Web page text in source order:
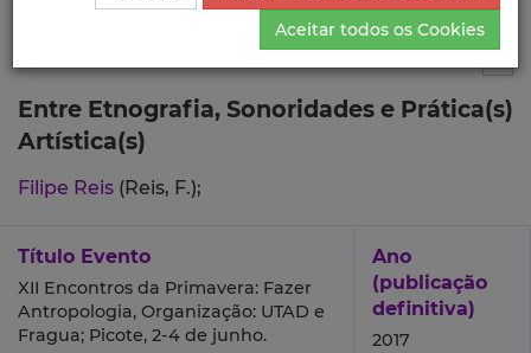
Entre Etnografia, Sonoridades e Prática(s)
Artística(s)
Filipe Reis (Reis, F.);
Título Evento
XII Encontros da Primavera: Fazer
Antropologia, Organização: UTAD e
Fragua; Picote, 2-4 de junho.
Ano
(publicação
definitiva)
2017
Aceitar todos os Cookies